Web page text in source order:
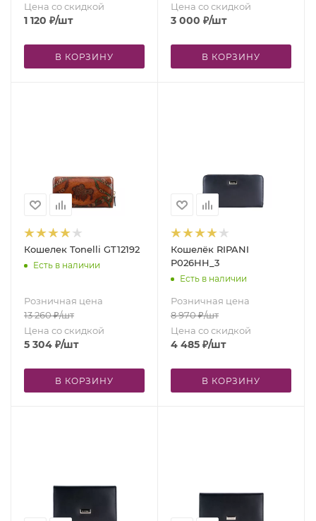
Цена со скидкой
1 120 ₽/шт
В КОРЗИНУ
Цена со скидкой
3 000 ₽/шт
В КОРЗИНУ
Кошелек Tonelli GT12192
Есть в наличии
Розничная цена
13 260₽/шт
Цена со скидкой
5 304 ₽/шт
В КОРЗИНУ
Кошелёк RIPANI
P026HH_3
Есть в наличии
Розничная цена
8 970₽/шт
Цена со скидкой
4 485 ₽/шт
В КОРЗИНУ